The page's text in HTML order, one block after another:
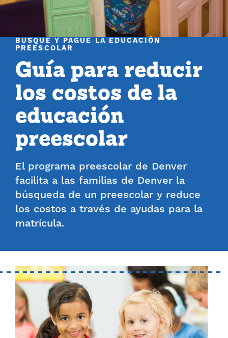
BUSQUE Y PAGUE LA EDUCACIÓN
PREESCOLAR
Guía para reducir
los costos de la
educación
preescolar
El programa preescolar de Denver
facilita a las familias de Denver la
búsqueda de un preescolar y reduce
los costos a través de ayudas para la
matrícula.